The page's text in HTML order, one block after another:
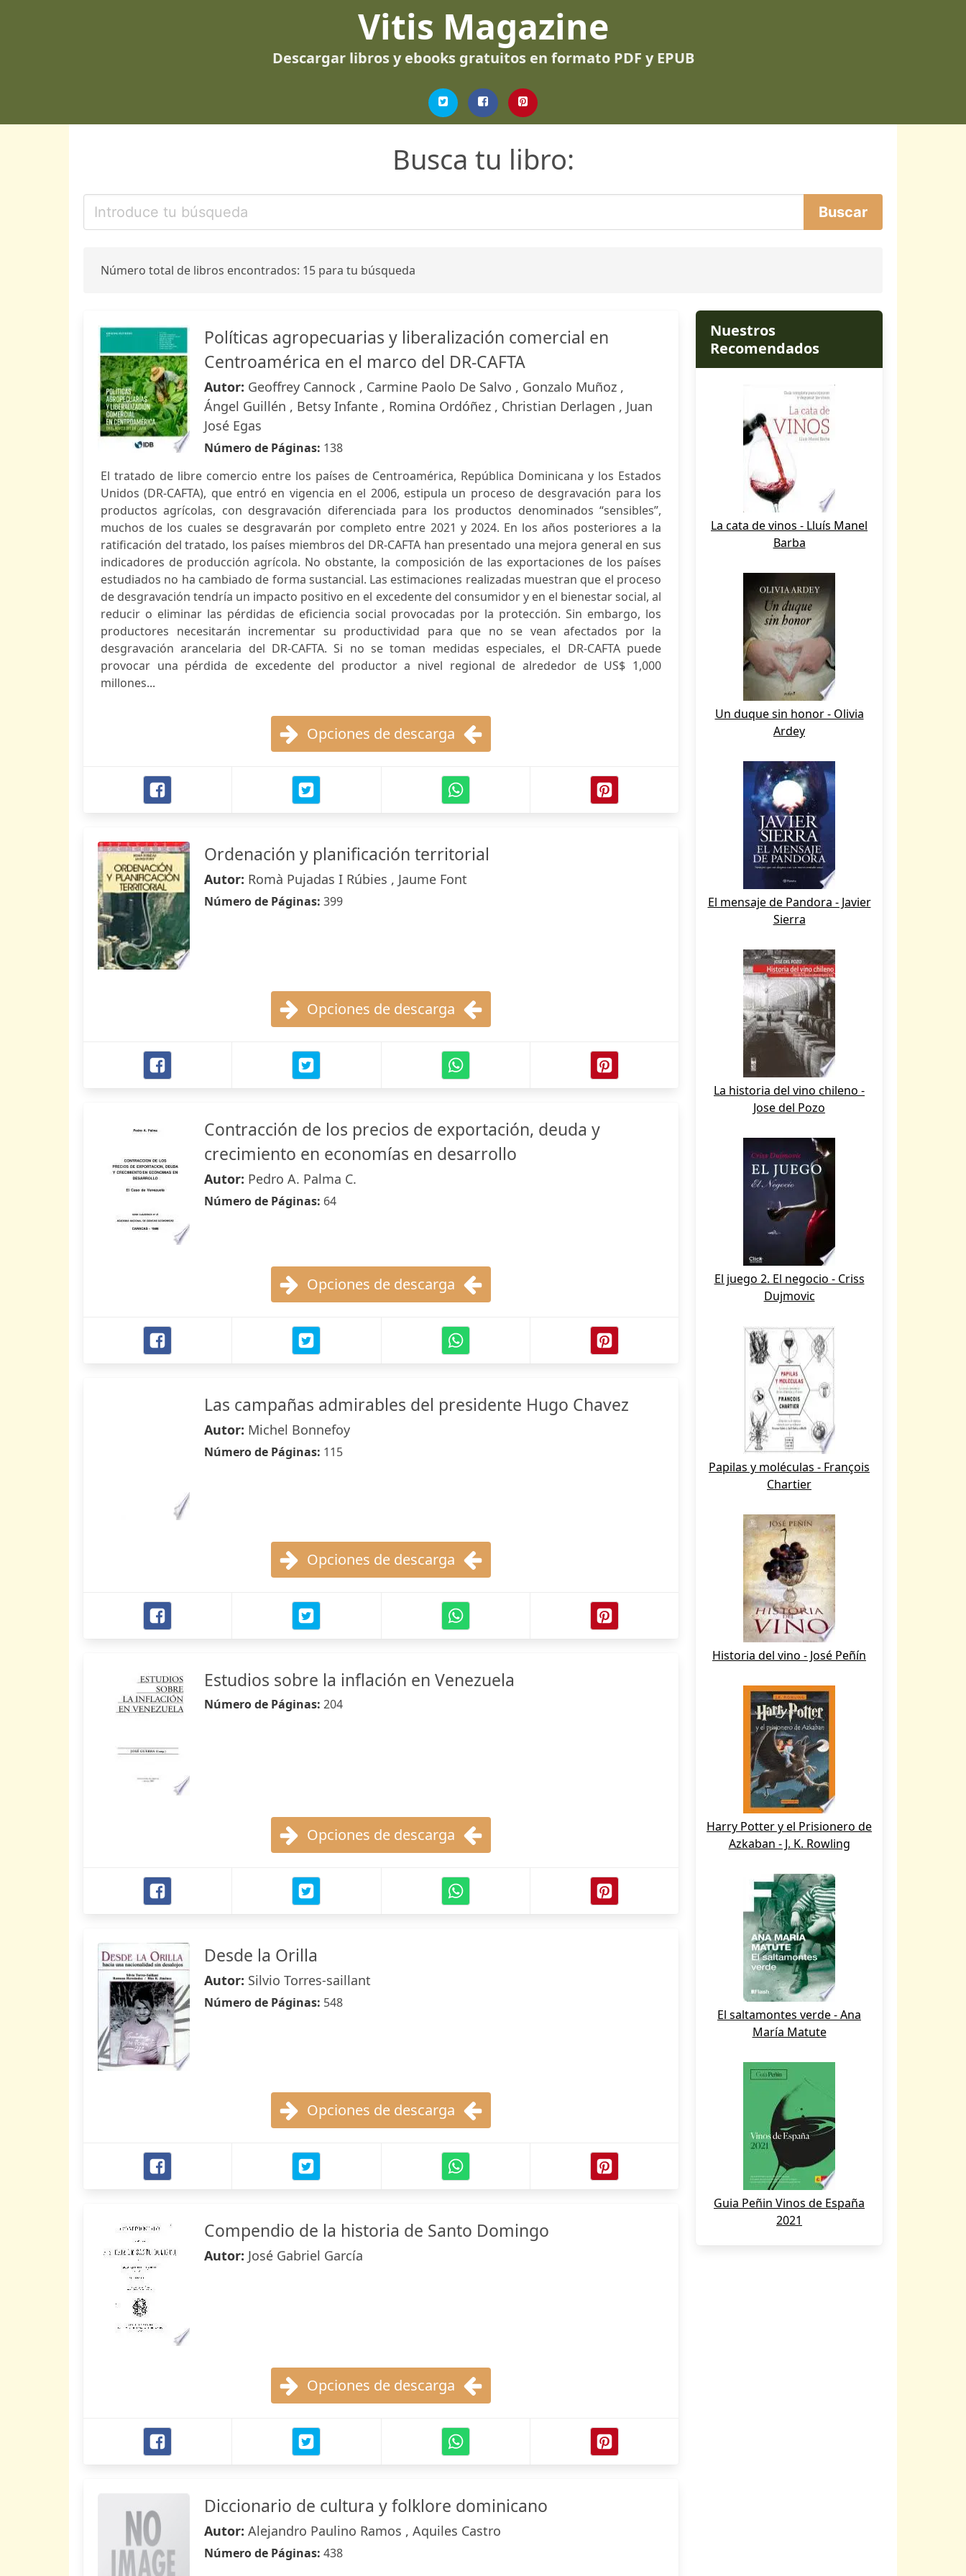
Vitis Magazine
Descargar libros y ebooks gratuitos en formato PDF y EPUB
Busca tu libro:
Número total de libros encontrados: 15 para tu búsqueda
Políticas agropecuarias y liberalización comercial en
Centroamérica en el marco del DR-CAFTA
Autor: Geoffrey Cannock , Carmine Paolo De Salvo , Gonzalo Muñoz ,
Ángel Guillén , Betsy Infante , Romina Ordóñez , Christian Derlagen , Juan
José Egas
Número de Páginas: 138
El tratado de libre comercio entre los países de Centroamérica, República Dominicana y los Estados
Unidos (DR-CAFTA), que entró en vigencia en el 2006, estipula un proceso de desgravación para los
productos agrícolas, con desgravación diferenciada para los productos denominados “sensibles”,
muchos de los cuales se desgravarán por completo entre 2021 y 2024. En los años posteriores a la
ratificación del tratado, los países miembros del DR-CAFTA han presentado una mejora general en sus
indicadores de producción agrícola. No obstante, la composición de las exportaciones de los países
estudiados no ha cambiado de forma sustancial. Las estimaciones realizadas muestran que el proceso
de desgravación tendría un impacto positivo en el excedente del consumidor y en el bienestar social, al
reducir o eliminar las pérdidas de eficiencia social provocadas por la protección. Sin embargo, los
productores necesitarán incrementar su productividad para que no se vean afectados por la
desgravación arancelaria del DR-CAFTA. Si no se toman medidas especiales, el DR-CAFTA puede
provocar una pérdida de excedente del productor a nivel regional de alrededor de US$ 1,000
millones...
Opciones de descarga
Ordenación y planificación territorial
Autor: Romà Pujadas I Rúbies , Jaume Font
Número de Páginas: 399
Opciones de descarga
Contracción de los precios de exportación, deuda y
crecimiento en economías en desarrollo
Autor: Pedro A. Palma C.
Número de Páginas: 64
Opciones de descarga
Las campañas admirables del presidente Hugo Chavez
Autor: Michel Bonnefoy
Número de Páginas: 115
Opciones de descarga
Estudios sobre la inflación en Venezuela
Número de Páginas: 204
Opciones de descarga
Desde la Orilla
Autor: Silvio Torres-saillant
Número de Páginas: 548
Opciones de descarga
Compendio de la historia de Santo Domingo
Autor: José Gabriel García
Opciones de descarga
Diccionario de cultura y folklore dominicano
Autor: Alejandro Paulino Ramos , Aquiles Castro
Número de Páginas: 438
Nuestros
Recomendados
La cata de vinos - Lluís Manel
Barba
Un duque sin honor - Olivia
Ardey
El mensaje de Pandora - Javier
Sierra
La historia del vino chileno -
Jose del Pozo
El juego 2. El negocio - Criss
Dujmovic
Papilas y moléculas - François
Chartier
Historia del vino - José Peñín
Harry Potter y el Prisionero de
Azkaban - J. K. Rowling
El saltamontes verde - Ana
María Matute
Guia Peñin Vinos de España
2021